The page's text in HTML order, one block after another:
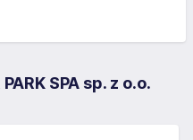
SPA sp. z o.o.